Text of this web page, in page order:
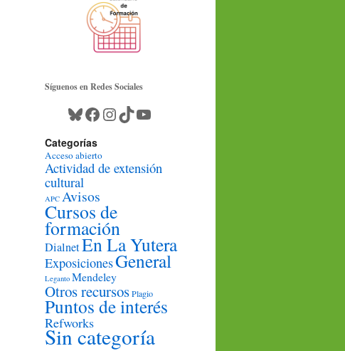
Síguenos en Redes Sociales
Bluesky
Facebook
Instagram
TikTokYouTube
Categorías
Acceso abierto
Actividad de extensión
cultural
APC Avisos
Cursos de
formación
DialnetEn La Yutera
ExposicionesGeneral
Leganto Mendeley
Otros recursosPlagio
Puntos de interés
Refworks
Sin categoría